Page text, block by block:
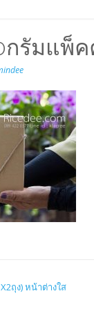
กรัมแพ็
ถุง) หน้าต่างใส